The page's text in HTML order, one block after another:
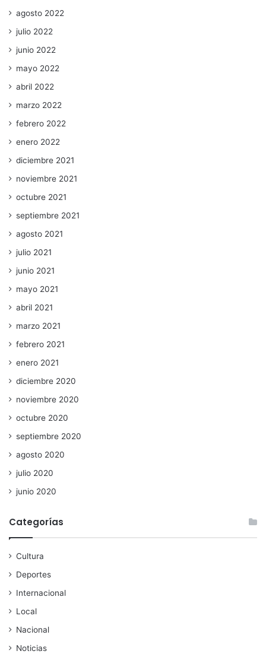
agosto 2022
julio 2022
junio 2022
mayo 2022
abril 2022
marzo 2022
febrero 2022
enero 2022
diciembre 2021
noviembre 2021
octubre 2021
septiembre 2021
agosto 2021
julio 2021
junio 2021
mayo 2021
abril 2021
marzo 2021
febrero 2021
enero 2021
diciembre 2020
noviembre 2020
octubre 2020
septiembre 2020
agosto 2020
julio 2020
junio 2020
Categorías
Cultura
Deportes
Internacional
Local
Nacional
Noticias